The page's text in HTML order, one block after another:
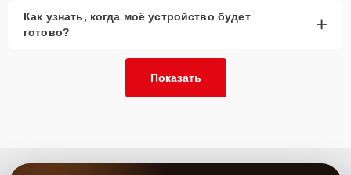
Как узнать, когда моё устройство будет
готово?
+
Показать